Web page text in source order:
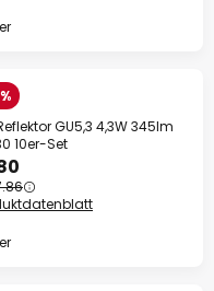
GU5,3 4,3W 345lm
10er-Set